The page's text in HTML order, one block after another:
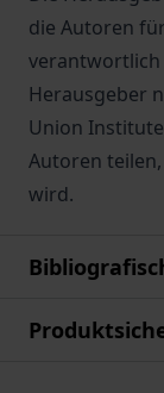
die Autoren
verantwortlich
Herausgeber
Union
Autoren
wird.